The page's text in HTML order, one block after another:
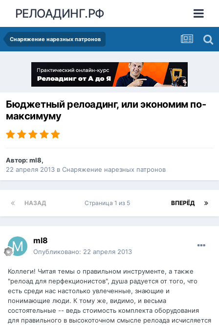
РЕЛОАДИНГ.РФ
Снаряжение нарезных патронов
Бюджетный релоадинг, или экономим по-
максимуму
Автор: ml8,
22 апреля 2013 в Снаряжение нарезных патронов
НАЗАД ВПЕРЁД
Страница 1 из 5
ml8
Опубликовано: 22 апреля 2013
Коллеги! Читая темы о правильном инструменте, а также
"релоад для перфекционистов", душа радуется от того, что
есть среди нас настолько увлеченные, знающие и
понимающие люди. К тому же, видимо, и весьма
состоятельные -- ведь стоимость комплекта оборудования
для правильного в высокоточном смысле релоада исчисляется